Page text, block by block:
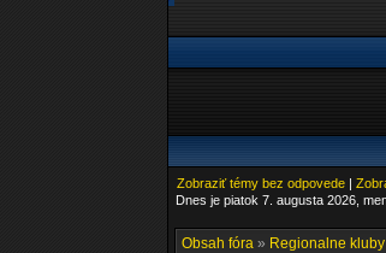
Zobraziť témy bez odpovede|
Dnes je piatok 7. augusta 2026,
Obsah fóra» Regionalne kluby